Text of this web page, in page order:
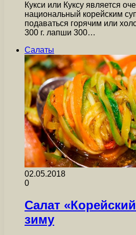
Кукси или Куксу является
национальный корейским
подаваться горячим или
300 г. лапши 300…
Салаты
02.05.2018
0
Салат
зиму